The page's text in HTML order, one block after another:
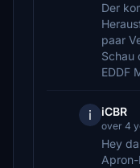
Der
paar
Schau
EDDF
i iCBR
over 4
Hey